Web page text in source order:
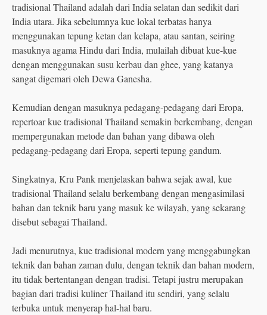
tradisional Thailand adalah dari India selatan dan sedikit dari
India utara. Jika sebelumnya kue lokal terbatas hanya
menggunakan tepung ketan dan kelapa, atau santan, seiring
masuknya agama Hindu dari India, mulailah dibuat kue-kue
dengan menggunakan susu kerbau dan ghee, yang katanya
sangat digemari oleh Dewa Ganesha.
Kemudian dengan masuknya pedagang-pedagang dari Eropa,
repertoar kue tradisional Thailand semakin berkembang, dengan
mempergunakan metode dan bahan yang dibawa oleh
pedagang-pedagang dari Eropa, seperti tepung gandum.
Singkatnya, Kru Pank menjelaskan bahwa sejak awal, kue
tradisional Thailand selalu berkembang dengan mengasimilasi
bahan dan teknik baru yang masuk ke wilayah, yang sekarang
disebut sebagai Thailand.
Jadi menurutnya, kue tradisional modern yang menggabungkan
teknik dan bahan zaman dulu, dengan teknik dan bahan modern,
itu tidak bertentangan dengan tradisi. Tetapi justru merupakan
bagian dari tradisi kuliner Thailand itu sendiri, yang selalu
terbuka untuk menyerap hal-hal baru.